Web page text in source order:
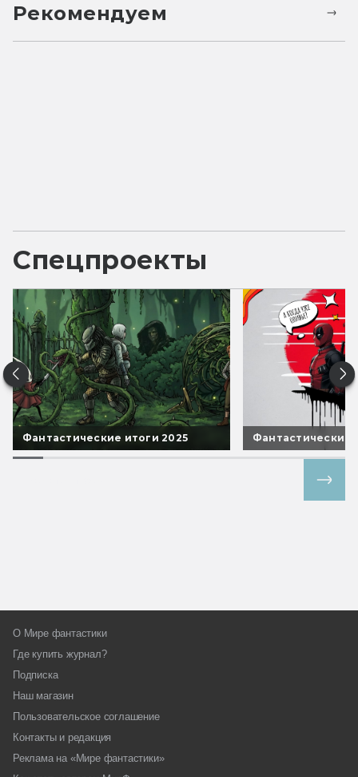
Рекомендуем
Спецпроекты
Фантастические итоги 2025 Фантастические
О Мире фантастики
Где купить журнал?
Подписка
Наш магазин
Пользовательское соглашение
Контакты и редакция
Реклама на «Мире фантастики»